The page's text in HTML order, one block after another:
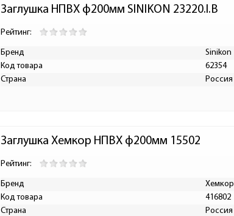
Заглушка НПВХ ф200мм SINIKON 23220.I.B
Рейтинг:
Бренд
Sinikon
Код товара
62354
Страна
Россия
Заглушка Хемкор НПВХ ф200мм 15502
Рейтинг:
Бренд
Хемкор
Код товара
416802
Страна
Россия